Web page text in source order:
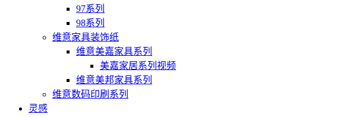
97系列
98系列
维意家具装饰纸
维意美嘉家具系列
美嘉家居系列视频
维意美邦家具系列
维意数码印刷系列
灵感